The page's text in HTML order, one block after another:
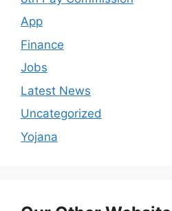
App
Finance
Jobs
Latest News
Uncategorized
Yojana